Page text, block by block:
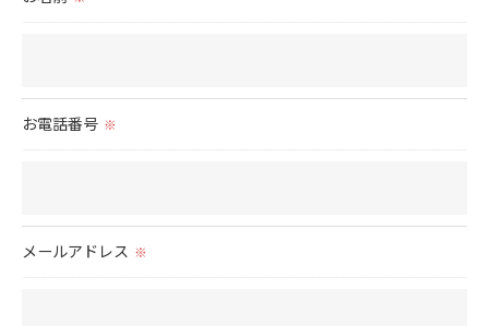
お電話番号 ※
メールアドレス ※